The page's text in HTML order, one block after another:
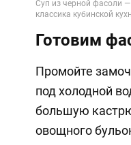
Готовим
Промойте
под холодной
большую
овощного